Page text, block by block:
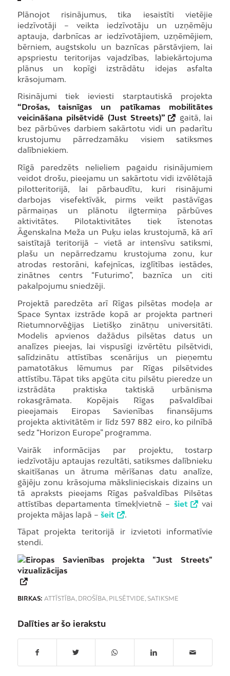
Plānojot risinājumus, tika iesaistīti vietējie
iedzīvotāji – veikta iedzīvotāju un uzņēmēju
aptauja, darbnīcas ar iedzīvotājiem, uzņēmējiem,
bērniem, augstskolu un baznīcas pārstāvjiem, lai
apspriestu teritorijas vajadzības, labiekārtojuma
plānus un kopīgi izstrādātu idejas asfalta
krāsojumam.
Risinājumi tiek ieviesti starptautiskā projekta
“Drošas, taisnīgas un patīkamas mobilitātes
veicināšana pilsētvidē (Just Streets)”
gaitā, lai
bez pārbūves darbiem sakārtotu vidi un padarītu
krustojumu pārredzamāku visiem satiksmes
dalībniekiem.
Rīgā paredzēts nelieliem pagaidu risinājumiem
veidot drošu, pieejamu un sakārtotu vidi izvēlētajā
pilotteritorijā, lai pārbaudītu, kuri risinājumi
darbojas visefektīvāk, pirms veikt pastāvīgas
pārmaiņas un plānotu ilgtermiņa pārbūves
aktivitātes. Pilotaktivitātes tiek īstenotas
Āgenskalna Meža un Puķu ielas krustojumā, kā arī
saistītajā teritorijā – vietā ar intensīvu satiksmi,
plašu un nepārredzamu krustojuma zonu, kur
atrodas restorāni, kafejnīcas, izglītības iestādes,
zinātnes centrs “Futurimo”, baznīca un citi
pakalpojumu sniedzēji.
Projektā paredzēta arī Rīgas pilsētas modeļa ar
Space Syntax izstrāde kopā ar projekta partneri
Rietumnorvēģijas Lietišķo zinātņu universitāti.
Modelis apvienos dažādus pilsētas datus un
analīzes pieejas, lai vispusīgi izvērtētu pilsētvidi,
salīdzinātu attīstības scenārijus un pieņemtu
pamatotākus lēmumus par Rīgas pilsētvides
attīstību. Tāpat tiks apgūta citu pilsētu pieredze un
izstrādāta praktiska taktiskā urbānisma
rokasgrāmata. Kopējais Rīgas pašvaldībai
pieejamais Eiropas Savienības finansējums
projekta aktivitātēm ir līdz 597 882 eiro, ko pilnībā
sedz “Horizon Europe” programma.
Vairāk informācijas par projektu, tostarp
iedzīvotāju aptaujas rezultāti, satiksmes dalībnieku
skaitīšanas un ātruma mērīšanas datu analīze,
gājēju zonu krāsojuma mākslinieciskais dizains un
tā apraksts pieejams Rīgas pašvaldības Pilsētas
attīstības departamenta tīmekļvietnē – šiet
vai
projekta mājas lapā – šeit
.
Tāpat projekta teritorijā ir izvietoti informatīvie
stendi.
BIRKAS: ATTĪSTĪBA, DROŠĪBA, PILSĒTVIDE, SATIKSME
Dalīties ar šo ierakstu